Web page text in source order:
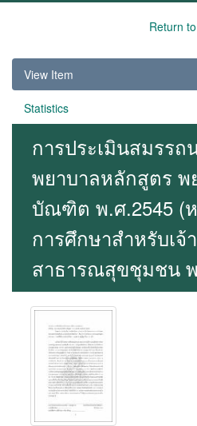
Return
View Item
Statistics
การประเมินสมรร
พยาบาลหลักสูตร พ
บัณฑิต พ.ศ.2545 (
การศึกษาสำหรับเจ้
สาธารณสุขชุมชน